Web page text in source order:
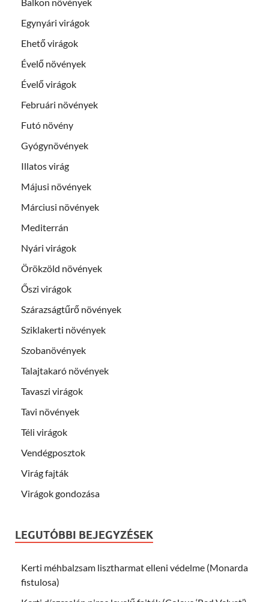
Egynyári virágok
Ehető virágok
Évelő növények
Évelő virágok
Februári növények
Futó növény
Gyógynövények
Illatos virág
Májusi növények
Márciusi növények
Mediterrán
Nyári virágok
Örökzöld növények
Őszi virágok
Szárazságtűrő növények
Sziklakerti növények
Szobanövények
Talajtakaró növények
Tavaszi virágok
Tavi növények
Téli virágok
Vendégposztok
Virág fajták
Virágok gondozása
LEGUTÓBBI BEJEGYZÉSEK
Kerti méhbalzsam lisztharmat elleni védelme (Monarda
fistulosa)